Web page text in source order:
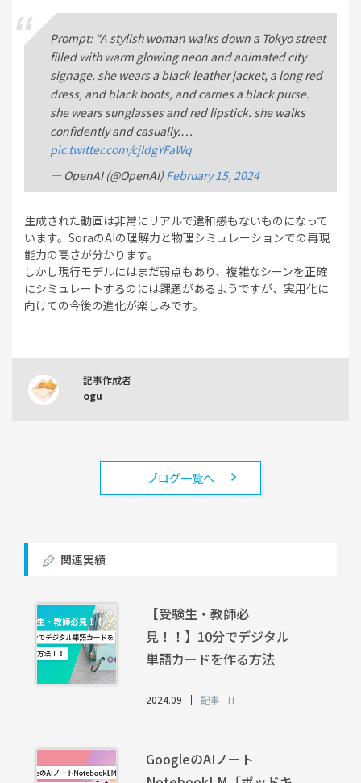
Prompt: “A stylish woman walks down a Tokyo street
filled with warm glowing neon and animated city
signage. she wears a black leather jacket, a long red
dress, and black boots, and carries a black purse.
she wears sunglasses and red lipstick. she walks
confidently and casually.…
pic.twitter.com/cjIdgYFaWq
— OpenAI (@OpenAI) February 15, 2024
生成された動画は非常にリアルで違和感もないものになって
います。SoraのAIの理解力と物理シミュレーションでの再現
能力の高さが分かります。
しかし現行モデルにはまだ弱点もあり、複雑なシーンを正確
にシミュレートするのには課題があるようですが、実用化に
向けての今後の進化が楽しみです。
記事作成者
ogu
ブログ一覧へ
関連実績
【受験生・教師必
見！！】10分でデジタル
単語カードを作る方法
2024.09 記事 IT
GoogleのAIノート